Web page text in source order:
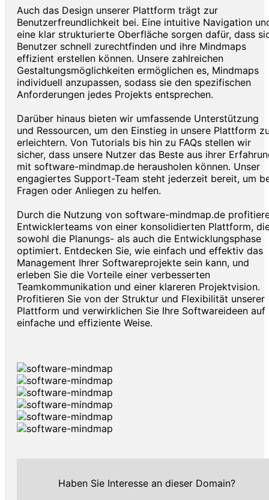
Auch das Design unserer Plattform trägt zur
Benutzerfreundlichkeit bei. Eine intuitive Navigation
eine klar strukturierte Oberfläche sorgen dafür, dass
Benutzer schnell zurechtfinden und ihre Mindmaps
effizient erstellen können. Unsere zahlreichen
Gestaltungsmöglichkeiten ermöglichen es, Mindmaps
individuell anzupassen, sodass sie den spezifischen
Anforderungen jedes Projekts entsprechen.
Darüber hinaus bieten wir umfassende Unterstützung
und Ressourcen, um den Einstieg in unsere Plattform
erleichtern. Von Tutorials bis hin zu FAQs stellen wir
sicher, dass unsere Nutzer das Beste aus ihrer
mit software-mindmap.de herausholen können. Unser
engagiertes Support-Team steht jederzeit bereit, um
Fragen oder Anliegen zu helfen.
Durch die Nutzung von software-mindmap.de
Entwicklerteams von einer konsolidierten Plattform,
sowohl die Planungs- als auch die Entwicklungsphase
optimiert. Entdecken Sie, wie einfach und effektiv das
Management Ihrer Softwareprojekte sein kann, und
erleben Sie die Vorteile einer verbesserten
Teamkommunikation und einer klareren Projektvision.
Profitieren Sie von der Struktur und Flexibilität unserer
Plattform und verwirklichen Sie Ihre Softwareideen auf
einfache und effiziente Weise.
Haben Sie Interesse an dieser Domain?